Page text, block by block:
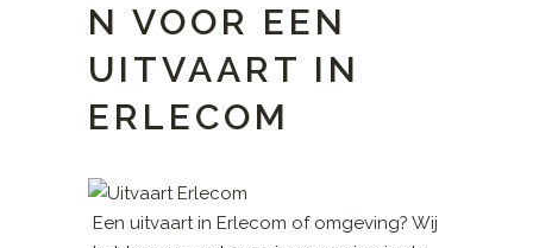
N VOOR EEN
UITVAART IN
ERLECOM
Een uitvaart in Erlecom of omgeving? Wij